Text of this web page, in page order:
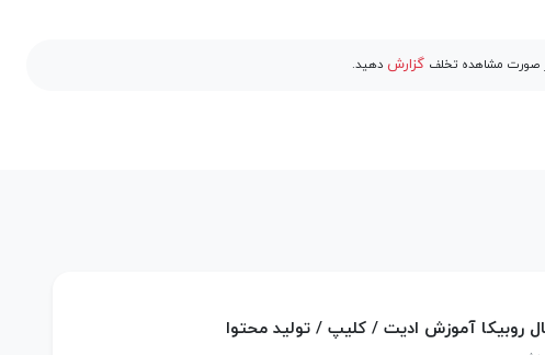
صورت مشاهده تخلفگزارش دهید.
روبیکا آموزش ادیت / کلیپ / تولید محتوا